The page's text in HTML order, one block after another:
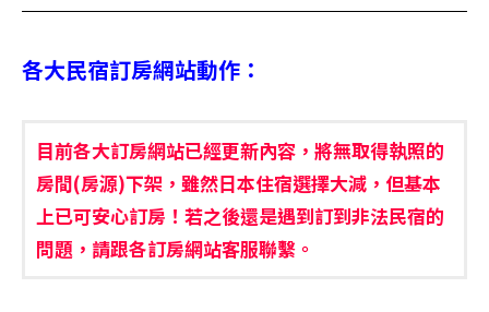
各大民宿訂房網站動作：
目前各大訂房網站已經更新內容，將無取得執照的
房間(房源)下架，雖然日本住宿選擇大減，但基本
上已可安心訂房！若之後還是遇到訂到非法民宿的
問題，請跟各訂房網站客服聯繫。